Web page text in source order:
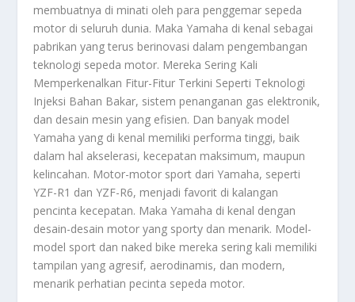
membuatnya di minati oleh para penggemar sepeda
motor di seluruh dunia. Maka Yamaha di kenal sebagai
pabrikan yang terus berinovasi dalam pengembangan
teknologi sepeda motor. Mereka Sering Kali
Memperkenalkan Fitur-Fitur Terkini Seperti Teknologi
Injeksi Bahan Bakar, sistem penanganan gas elektronik,
dan desain mesin yang efisien. Dan banyak model
Yamaha yang di kenal memiliki performa tinggi, baik
dalam hal akselerasi, kecepatan maksimum, maupun
kelincahan. Motor-motor sport dari Yamaha, seperti
YZF-R1 dan YZF-R6, menjadi favorit di kalangan
pencinta kecepatan. Maka Yamaha di kenal dengan
desain-desain motor yang sporty dan menarik. Model-
model sport dan naked bike mereka sering kali memiliki
tampilan yang agresif, aerodinamis, dan modern,
menarik perhatian pecinta sepeda motor.